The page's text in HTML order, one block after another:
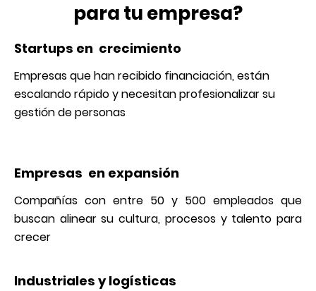
para tu empresa?
Startups en crecimiento
Empresas que han recibido financiación, están
escalando rápido y necesitan profesionalizar su
gestión de personas
Empresas en expansión
Compañías con entre 50 y 500 empleados que
buscan alinear su cultura, procesos y talento para
crecer
Industriales y logísticas